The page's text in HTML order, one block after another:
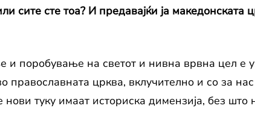
сите сте тоа? И предавајќи ја македонската
и поробување на светот и нивна врвна цел е
православната црква, вклучително и со за
туку имаат историска димензија, без што